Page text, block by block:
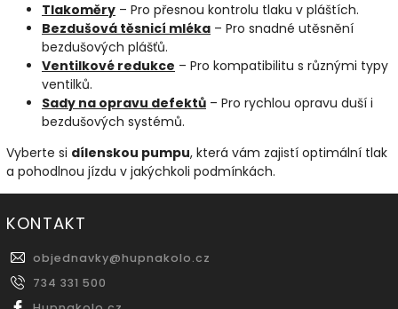
Tlakoměry – Pro přesnou kontrolu tlaku v pláštích.
Bezdušová těsnicí mléka – Pro snadné utěsnění
bezdušových plášťů.
Ventilkové redukce – Pro kompatibilitu s různými typy
ventilků.
Sady na opravu defektů – Pro rychlou opravu duší i
bezdušových systémů.
Vyberte si dílenskou pumpu, která vám zajistí optimální tlak
a pohodlnou jízdu v jakýchkoli podmínkách.
KONTAKT
objednavky@hupnakolo.cz
734 331 500